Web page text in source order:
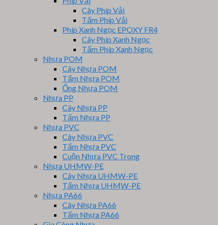
Cây Phíp Vải
Tấm Phíp Vải
Phíp Xanh Ngọc EPOXY FR4
Cây Phíp Xanh Ngọc
Tấm Phíp Xanh Ngọc
Nhựa POM
Cây Nhựa POM
Tấm Nhựa POM
Ống Nhựa POM
Nhựa PP
Cây Nhựa PP
Tấm Nhựa PP
Nhựa PVC
Cây Nhựa PVC
Tấm Nhựa PVC
Cuộn Nhựa PVC Trong
Nhựa UHMW-PE
Cây Nhựa UHMW-PE
Tấm Nhựa UHMW-PE
Nhựa PA66
Cây Nhựa PA66
Tấm Nhựa PA66